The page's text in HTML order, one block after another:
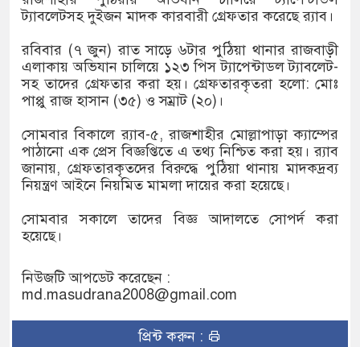
জব্দ
কাটিয়ে রেকর্ড গড়ে মেসির জোড়া গোল, বড় জয়
পর ব্যাটেই জবাব, অস্ট্রেলিয়ার বিপক্ষে মিরাজের
ক্রীড়াবিদদের জন্য আন্তর্জাতিক মানের জাতীয়
আয়োজন করবে সরকার
সিদ্ধান্তের বার্তা রিয়ালের, চুক্তি নবায়নে জোর
ট্যাবলেটসহ দুইজন মাদক কারবারী গ্রেফতার করেছে র‌্যাব।
রবিবার (৭ জুন) রাত সাড়ে ৬টার পুঠিয়া থানার রাজবাড়ী
এলাকায় অভিযান চালিয়ে ১২৩ পিস ট্যাপেন্টাডল ট্যাবলেট-
সহ তাদের গ্রেফতার করা হয়। গ্রেফতারকৃতরা হলো: মোঃ
পাপ্পু রাজ হাসান (৩৫) ও সম্রাট (২০)।
সোমবার বিকালে র‌্যাব-৫, রাজশাহীর মোল্লাপাড়া ক্যাম্পের
পাঠানো এক প্রেস বিজ্ঞপ্তিতে এ তথ্য নিশ্চিত করা হয়। র‌্যাব
জানায়, গ্রেফতারকৃতদের বিরুদ্ধে পুঠিয়া থানায় মাদকদ্রব্য
নিয়ন্ত্রণ আইনে নিয়মিত মামলা দায়ের করা হয়েছে।
সোমবার সকালে তাদের বিজ্ঞ আদালতে সোপর্দ করা
হয়েছে।
নিউজটি আপডেট করেছেন :
md.masudrana2008@gmail.com
প্রিন্ট করুন :